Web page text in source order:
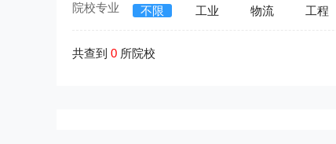
院校专业 不限 工业 物流 工程
共查到 0 所院校